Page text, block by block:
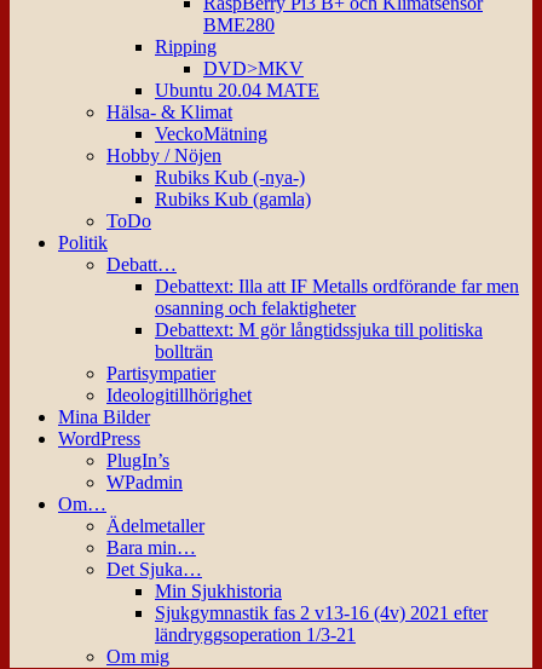
BME280
Ripping
DVD>MKV
Ubuntu 20.04 MATE
Hälsa- & Klimat
VeckoMätning
Hobby / Nöjen
Rubiks Kub (-nya-)
Rubiks Kub (gamla)
ToDo
Politik
Debatt…
Debattext: Illa att IF Metalls ordförande far men
osanning och felaktigheter
Debattext: M gör långtidssjuka till politiska
bollträn
Partisympatier
Ideologitillhörighet
Mina Bilder
WordPress
PlugIn’s
WPadmin
Om…
Ädelmetaller
Bara min…
Det Sjuka…
Min Sjukhistoria
Sjukgymnastik fas 2 v13-16 (4v) 2021 efter
ländryggsoperation 1/3-21
Om mig